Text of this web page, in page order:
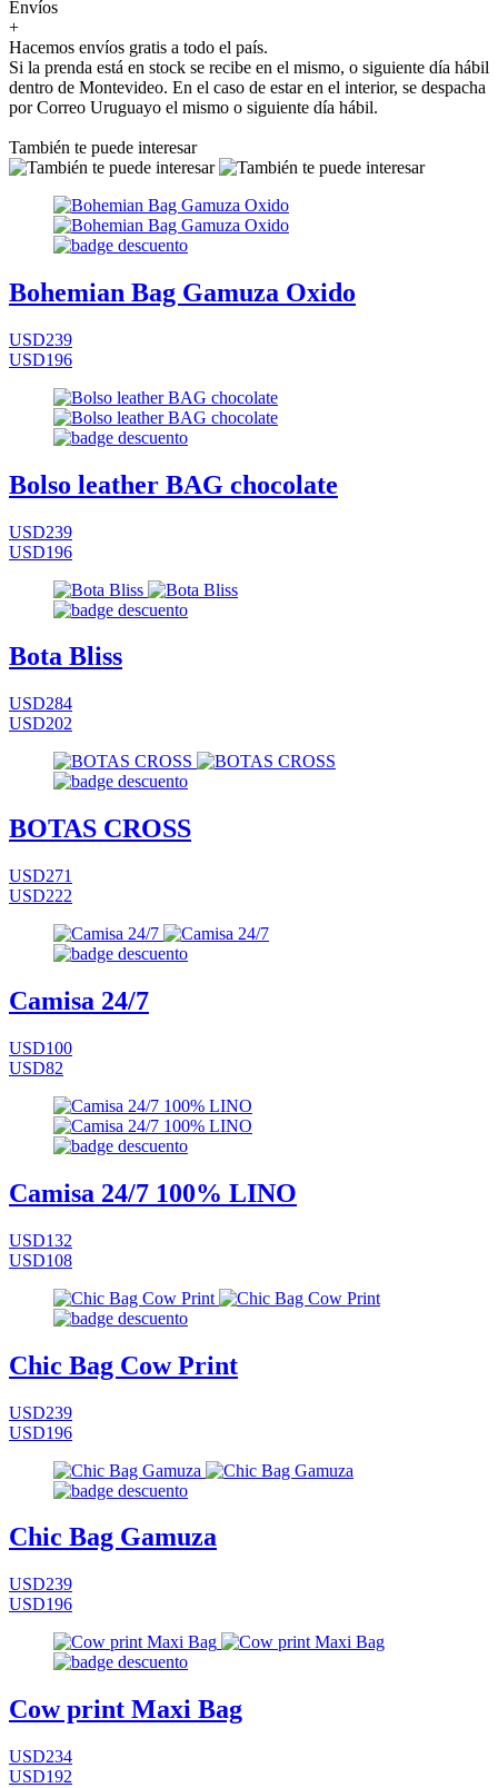
Envíos
+
Hacemos envíos gratis a todo el país.
Si la prenda está en stock se recibe en el mismo, o siguiente día hábil
dentro de Montevideo. En el caso de estar en el interior, se despacha
por Correo Uruguayo el mismo o siguiente día hábil.
También te puede interesar
Bohemian Bag Gamuza Oxido
USD239
USD196
Bolso leather BAG chocolate
USD239
USD196
Bota Bliss
USD284
USD202
BOTAS CROSS
USD271
USD222
Camisa 24/7
USD100
USD82
Camisa 24/7 100% LINO
USD132
USD108
Chic Bag Cow Print
USD239
USD196
Chic Bag Gamuza
USD239
USD196
Cow print Maxi Bag
USD234
USD192